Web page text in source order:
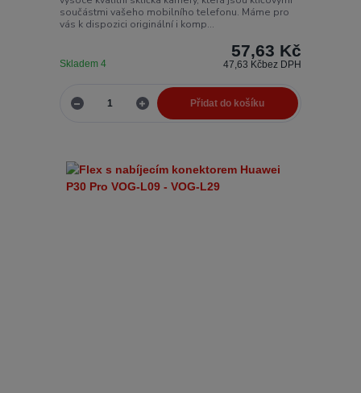
součástmi vašeho mobilního telefonu. Máme pro
vás k dispozici originální i komp...
57,63 Kč
47,63 Kčbez DPH
Skladem 4
Přidat do košíku